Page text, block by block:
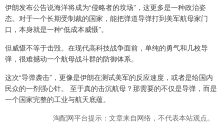
伊朗发布公告说海洋将成为“侵略者的坟场”，这更多是一种政治姿
态。对于一个长期受制裁的国家，能把弹道导弹打到美军航母家门
口，本身就是一种“低成本威慑”。
但威慑不等于击毁。在现代高科技战争面前，单纯的勇气和几枚导
弹，很难撼动一个航母战斗群的防御体系。
这次“导弹袭击”，更像是伊朗在测试美军的反应速度，或者是给国内
民众的一剂强心针。 至于真的击沉航母？那需要的不仅是导弹，而是
一个国家完整的工业与航天底蕴。
淘配网平台提示：文章来自网络，不代表本站观点。